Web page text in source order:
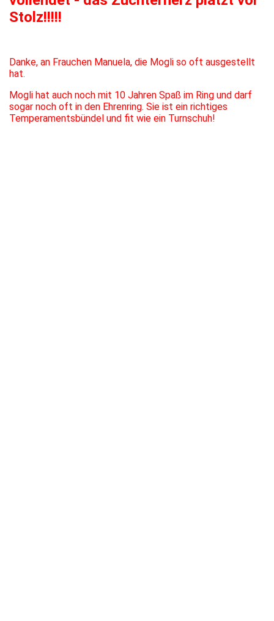
Stolz!!!!!
Danke, an Frauchen Manuela, die Mogli so oft ausgestellt
hat.
Mogli hat auch noch mit 10 Jahren Spaß im Ring und darf
sogar noch oft in den Ehrenring. Sie ist ein richtiges
Temperamentsbündel und fit wie ein Turnschuh!